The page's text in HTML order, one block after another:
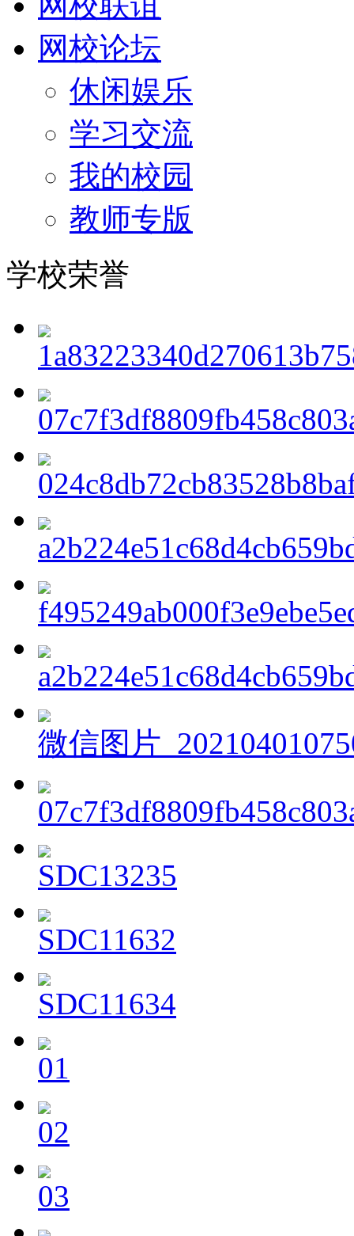
网校论坛
休闲娱乐
学习交流
我的校园
教师专版
学校荣誉
微信图片
SDC13235
SDC11632
SDC11634
01
02
03